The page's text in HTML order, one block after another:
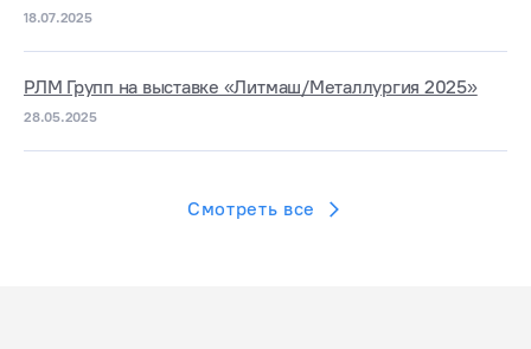
18.07.2025
РЛМ Групп на выставке «Литмаш/Металлургия 2025»
28.05.2025
Смотреть все